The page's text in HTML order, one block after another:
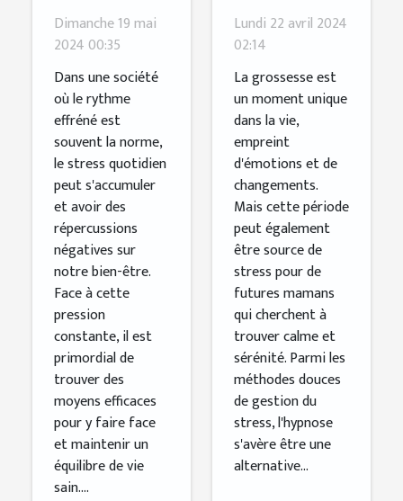
des
techniques
de
relaxation
pour
réduire le
stress
quotidien
Dimanche 19 mai
2024 00:35
Dans une société
où le rythme
effréné est
souvent la norme,
le stress quotidien
peut s'accumuler
et avoir des
répercussions
négatives sur
notre bien-être.
Face à cette
pression
constante, il est
primordial de
trouver des
moyens efficaces
pour y faire face
et maintenir un
équilibre de vie
sain....
de
relaxation
par
l'hypnose
pour gérer
le stress
durant la
grossesse
Lundi 22 avril 2024
02:14
La grossesse est
un moment unique
dans la vie,
empreint
d'émotions et de
changements.
Mais cette période
peut également
être source de
stress pour de
futures mamans
qui cherchent à
trouver calme et
sérénité. Parmi les
méthodes douces
de gestion du
stress, l'hypnose
s'avère être une
alternative...